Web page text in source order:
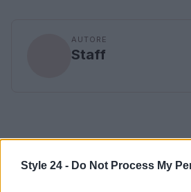
Style 24 - Do Not Process My
AUTORE
Staff